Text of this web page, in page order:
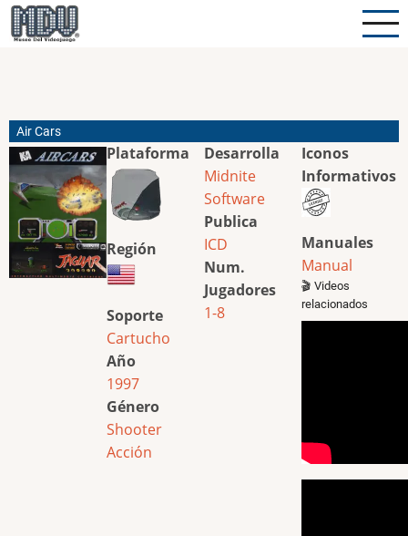
Pasar
al
Air Cars
Plataforma
Región
Soporte
Cartucho
Año
1997
Género
Shooter
Acción
Desarrolla
Midnite
Software
Publica
ICD
Num.
Jugadores
1-8
Iconos
Informativos
Manuales
Manual
🎬 Videos
relacionados